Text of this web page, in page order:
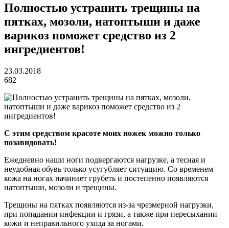
Полностью устранить трещины на
пятках, мозоли, натоптыши и даже
варикоз поможет средство из 2
ингредиентов!
23.03.2018
682
С этим средством красоте моих ножек можно только
позавидовать!
Ежедневно наши ноги подвергаются нагрузке, а тесная и
неудобная обувь только усугубляет ситуацию. Со временем
кожа на ногах начинает грубеть и постепенно появляются
натоптыши, мозоли и трещины.
Трещины на пятках появляются из-за чрезмерной нагрузки,
при попадании инфекции и грязи, а также при пересыхании
кожи и неправильного ухода за ногами.